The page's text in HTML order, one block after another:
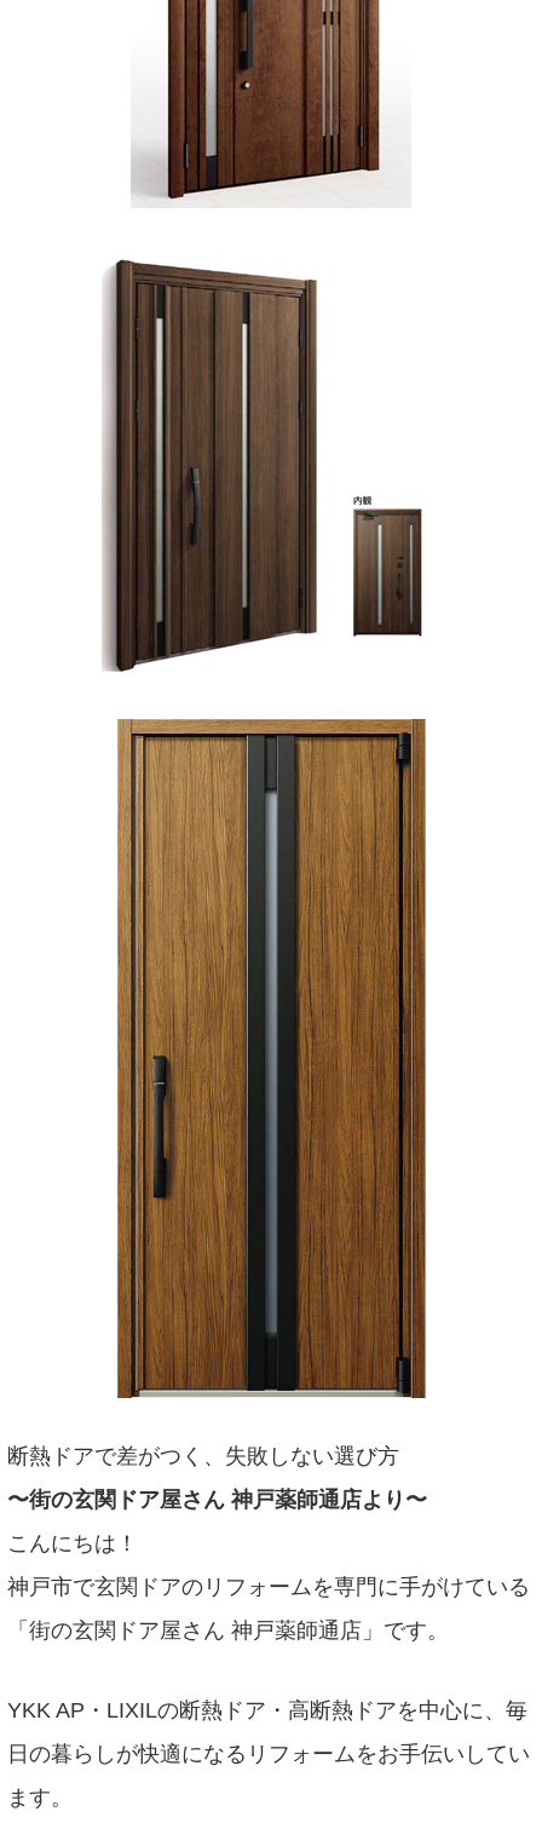
断熱ドアで差がつく、失敗しない選び方
〜街の玄関ドア屋さん 神戸薬師通店より〜
こんにちは！
神戸市で玄関ドアのリフォームを専門に手がけている
「街の玄関ドア屋さん 神戸薬師通店」です。
YKK AP・LIXILの断熱ドア・高断熱ドアを中心に、毎
日の暮らしが快適になるリフォームをお手伝いしてい
ます。